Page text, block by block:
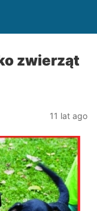
zwierząt
11 lat ago